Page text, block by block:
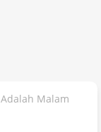
Malam